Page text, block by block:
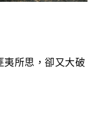
所思，卻又大破